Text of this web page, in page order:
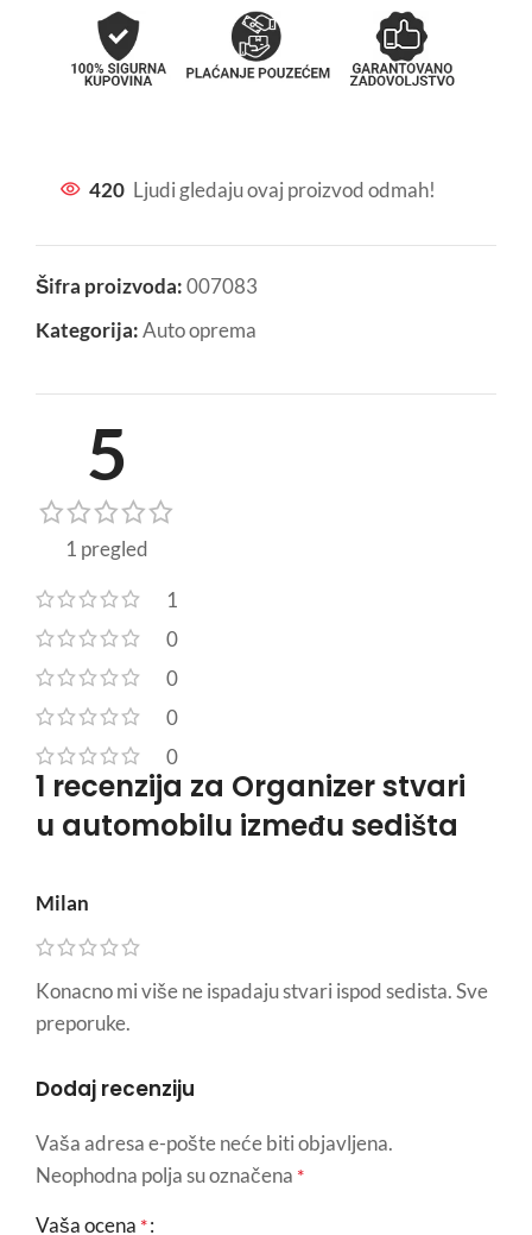
420 Ljudi gledaju ovaj proizvod odmah!
Šifra proizvoda:007083
Kategorija:Auto oprema
5
1 pregled
1
0
0
0
0
1 recenzija za Organizer stvari
u automobilu između sedišta
Milan
Konacno mi više ne ispadaju stvari ispod sedista. Sve
preporuke.
Dodaj recenziju
Vaša adresa e-pošte neće biti objavljena.
Neophodna polja su označena *
Vaša ocena *